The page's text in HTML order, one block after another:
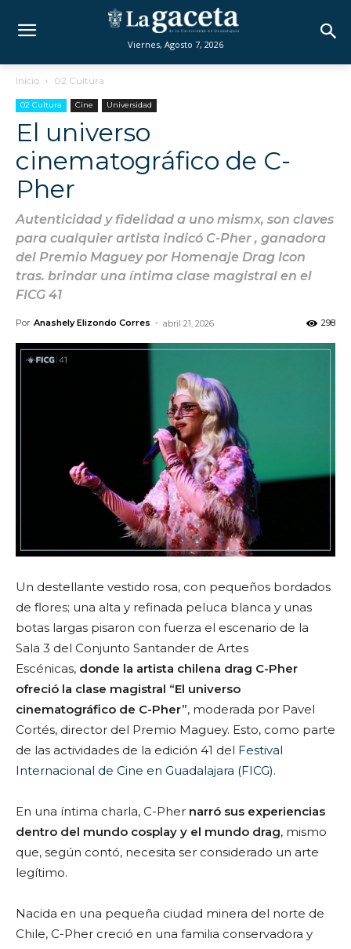
Viernes, Agosto 7, 2026
Inicio 02 Cultura
02 Cultura Cine Universidad
El universo
cinematográfico de C-
Pher
Autenticidad y fidelidad a uno mismx, son claves
para cualquier artista indicó C-Pher , ganadora
del Premio Maguey por Homenaje Drag Icon
tras. brindar una íntima clase magistral en el
FICG 41
Por Anashely Elizondo Corres - abril 21, 2026 298
Un destellante vestido rosa, con pequeños bordados
de flores; una alta y refinada peluca blanca y unas
botas largas pisaron con fuerza el escenario de la
Sala 3 del Conjunto Santander de Artes
Escénicas, donde la artista chilena drag C-Pher
ofreció la clase magistral “El universo
cinematográfico de C-Pher”, moderada por Pavel
Cortés, director del Premio Maguey. Esto, como parte
de las actividades de la edición 41 del Festival
Internacional de Cine en Guadalajara (FICG).
En una íntima charla, C-Pher narró sus experiencias
dentro del mundo cosplay y el mundo drag, mismo
que, según contó, necesita ser considerado un arte
legítimo.
Nacida en una pequeña ciudad minera del norte de
Chile, C-Pher creció en una familia conservadora y